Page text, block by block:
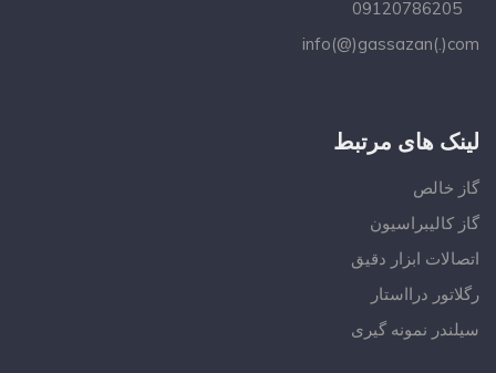
info(@)gassazan(.)com
لینک های مرتبط
گاز خالص
گاز کالیبراسیون
اتصالات ابزار دقیق
رگلاتور درااستار
سیلندر نمونه گیری